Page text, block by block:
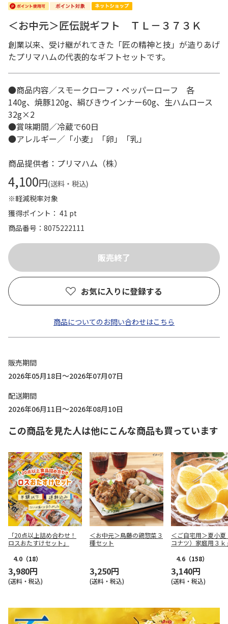
＜お中元＞匠伝説ギフト ＴＬ－３７３Ｋ
創業以来、受け継がれてきた「匠の精神と技」が造りあげ
たプリマハムの代表的なギフトセットです。
●商品内容／スモークローフ・ペッパーローフ 各
140g、焼豚120g、絹びきウインナー60g、生ハムロース
32g×2
●賞味期間／冷蔵で60日
●アレルギー／「小麦」「卵」「乳」
商品提供者：プリマハム（株）
4,100円(送料・税込)
※軽減税率対象
獲得ポイント： 41 pt
商品番号
8075222111
お気に入りに登録する
商品についてのお問い合わせはこちら
販売期間
2026年05月18日～2026年07月07日
配送期間
2026年06月11日～2026年08月10日
この商品を見た人は他にこんな商品も買っています
「20点以上詰め合わせ！
ロスおたすけセット」
4.0 （18）
3,980円
(送料・税込)
＜お中元＞鳥藤の鶏惣菜３
種セット
3,250円
(送料・税込)
＜ご自宅用＞夏小夏
コナツ）家庭用３ｋ
4.6 （158）
3,140円
(送料・税込)